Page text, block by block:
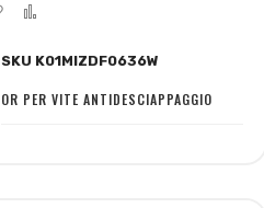
Aggiungi
lista
desideri
confronto
SKU K01MIZDF0636W
OR PER VITE ANTIDESCIAPPAGGIO